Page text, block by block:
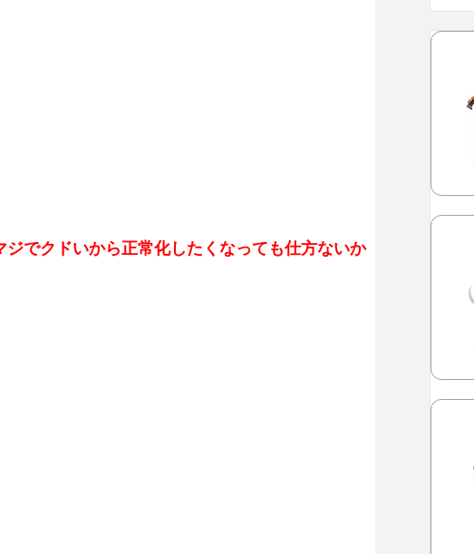
でクドいから正常化したくなっても仕方ないか